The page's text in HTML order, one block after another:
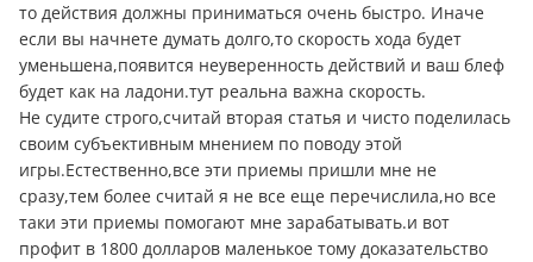
то действия должны приниматься очень быстро. Иначе
если вы начнете думать долго,то скорость хода будет
уменьшена,появится неуверенность действий и ваш блеф
будет как на ладони.тут реальна важна скорость.
Не судите строго,считай вторая статья и чисто поделилась
своим субъективным мнением по поводу этой
игры.Естественно,все эти приемы пришли мне не
сразу,тем более считай я не все еще перечислила,но все
таки эти приемы помогают мне зарабатывать.и вот
профит в 1800 долларов маленькое тому доказательство